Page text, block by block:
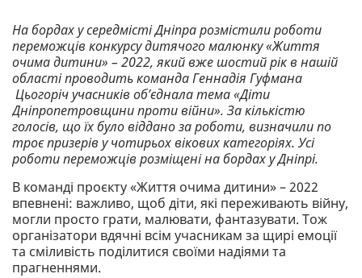
На бордах у середмісті Дніпра розмістили роботи
переможців конкурсу дитячого малюнку «Життя
очима дитини» – 2022, який вже шостий рік в нашій
області проводить команда Геннадія Гуфмана
Цьогоріч учасників об’єднала тема «Діти
Дніпропетровщини проти війни». За кількістю
голосів, що їх було віддано за роботи, визначили по
троє призерів у чотирьох вікових категоріях. Усі
роботи переможців розміщені на бордах у Дніпрі.
В команді проєкту «Життя очима дитини» – 2022
впевнені: важливо, щоб діти, які переживають війну,
могли просто грати, малювати, фантазувати. Тож
організатори вдячні всім учасникам за щирі емоції
та сміливість поділитися своїми надіями та
прагненнями.